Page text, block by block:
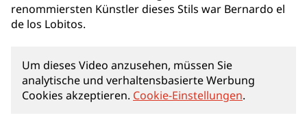
renommiersten Künstler dieses Stils war Bernardo el
de los Lobitos.
Um dieses Video anzusehen, müssen Sie
analytische und verhaltensbasierte Werbung
Cookies akzeptieren. Cookie-Einstellungen.